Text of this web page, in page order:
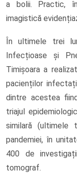
a bolii. Practic,
imagistică
În ultimele trei
Infecțioase și
Timișoara a
pacienților
dintre acestea
triajul
similară (ultimele
pandemiei, în
400 de
tomograf.